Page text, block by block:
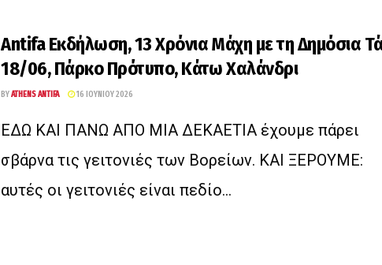
Antifa Εκδήλωση, 13 Χρόνια Μάχη με τη Δημόσια
18/06, Πάρκο Πρότυπο, Κάτω Χαλάνδρι
BYATHENS ANTIFA 16 ΙΟΥΝΊΟΥ 2026
ΕΔΩ ΚΑΙ ΠΑΝΩ ΑΠΟ ΜΙΑ ΔΕΚΑΕΤΙΑ έχουμε πάρει
σβάρνα τις γειτονιές των Βορείων. ΚΑΙ ΞΕΡΟΥΜΕ:
αυτές οι γειτονιές είναι πεδίο...